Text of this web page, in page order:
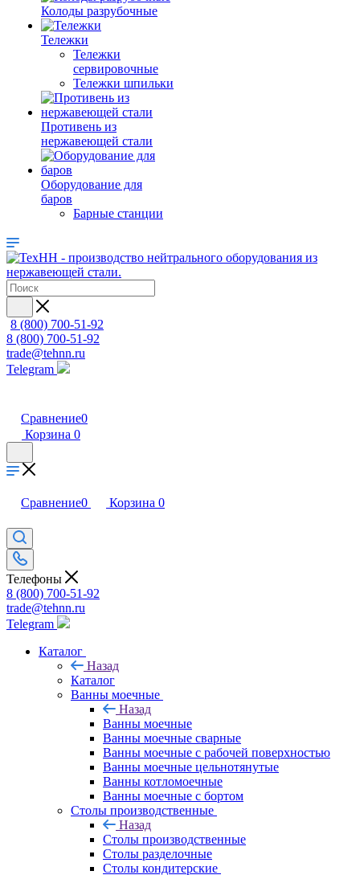
Колоды разрубочные
Тележки
Тележки
сервировочные
Тележки шпильки
Противень из
нержавеющей стали
Оборудование для
баров
Барные станции
8 (800) 700-51-92
8 (800) 700-51-92
trade@tehnn.ru
Telegram
Сравнение0
Корзина 0
Сравнение0 Корзина 0
Телефоны
8 (800) 700-51-92
trade@tehnn.ru
Telegram
Каталог
Назад
Каталог
Ванны моечные
Назад
Ванны моечные
Ванны моечные сварные
Ванны моечные с рабочей поверхностью
Ванны моечные цельнотянутые
Ванны котломоечные
Ванны моечные с бортом
Столы производственные
Назад
Столы производственные
Столы разделочные
Столы кондитерские